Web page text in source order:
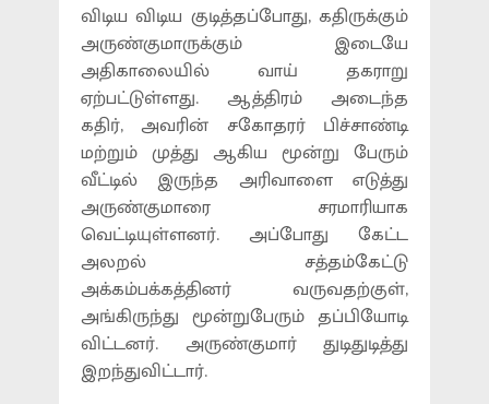
விடிய விடிய குடித்தப்போது, கதிருக்கும்
அருண்குமாருக்கும் இடையே
அதிகாலையில் வாய் தகராறு
ஏற்பட்டுள்ளது. ஆத்திரம் அடைந்த
கதிர், அவரின் சகோதரர் பிச்சாண்டி
மற்றும் முத்து ஆகிய மூன்று பேரும்
வீட்டில் இருந்த அரிவாளை எடுத்து
அருண்குமாரை சரமாரியாக
வெட்டியுள்ளனர். அப்போது கேட்ட
அலறல் சத்தம்கேட்டு
அக்கம்பக்கத்தினர் வருவதற்குள்,
அங்கிருந்து மூன்றுபேரும் தப்பியோடி
விட்டனர். அருண்குமார் துடிதுடித்து
இறந்துவிட்டார்.